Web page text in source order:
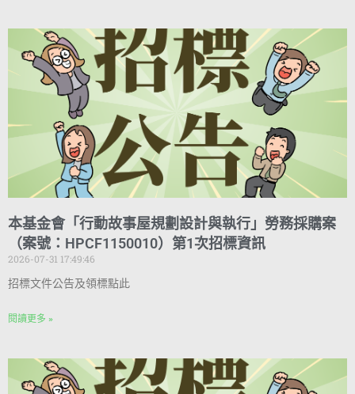
本基金會「行動故事屋規劃設計與執行」勞務採購案
（案號：HPCF1150010）第1次招標資訊
2026-07-31 17:49:46
招標文件公告及領標點此
閱讀更多 »